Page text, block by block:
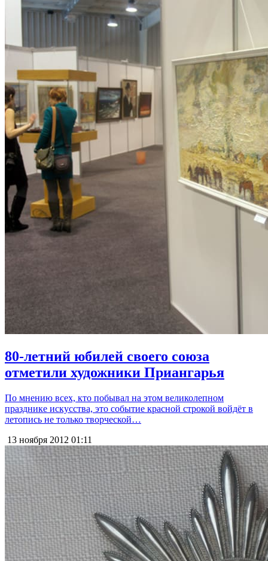
80-летний юбилей своего союза
отметили художники Приангарья
По мнению всех, кто побывал на этом великолепном
празднике искусства, это событие красной строкой войдёт в
летопись не только творческой…
13 ноября 2012 01:11